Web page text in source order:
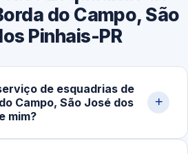
do Campo, São
Pinhais-PR
de esquadrias de
Campo, São José dos
mim?